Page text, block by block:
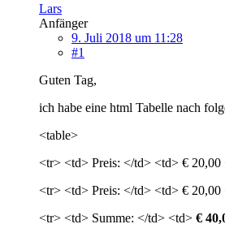
Lars
Anfänger
9. Juli 2018 um 11:28
#1
Guten Tag,
ich habe eine html Tabelle nach
<table>
<tr> <td> Preis: </td> <td> €
<tr> <td> Preis: </td> <td> €
<tr> <td> Summe: </td> <td> €